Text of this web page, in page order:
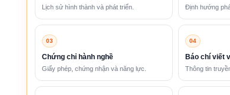
Lịch sử hình thành và phát triển. Định hướng
03
Chứng chỉ hành nghề
Giấy phép, chứng nhận và năng lực.
04
Báo chí viết
Thông tin